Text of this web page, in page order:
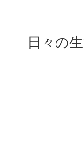
日々の